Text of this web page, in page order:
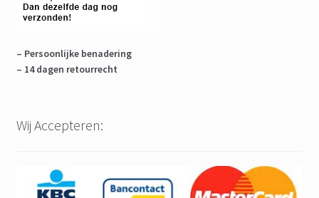
– Persoonlijke benadering
– 14 dagen retourrecht
Wij Accepteren: